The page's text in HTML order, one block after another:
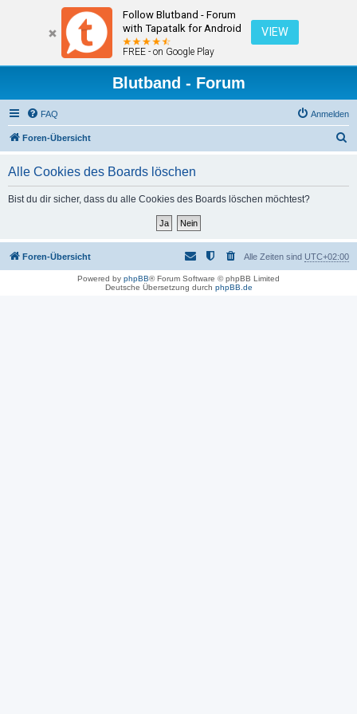
Follow Blutband - Forum
with Tapatalk for Android
FREE - on Google Play
VIEW
Blutband - Forum
FAQ Anmelden
Foren-Übersicht
Alle Cookies des Boards löschen
Bist du dir sicher, dass du alle Cookies des Boards löschen möchtest?
Foren-Übersicht Alle Zeiten sind UTC+02:00
Powered by phpBB® Forum Software © phpBB Limited
Deutsche Übersetzung durch phpBB.de